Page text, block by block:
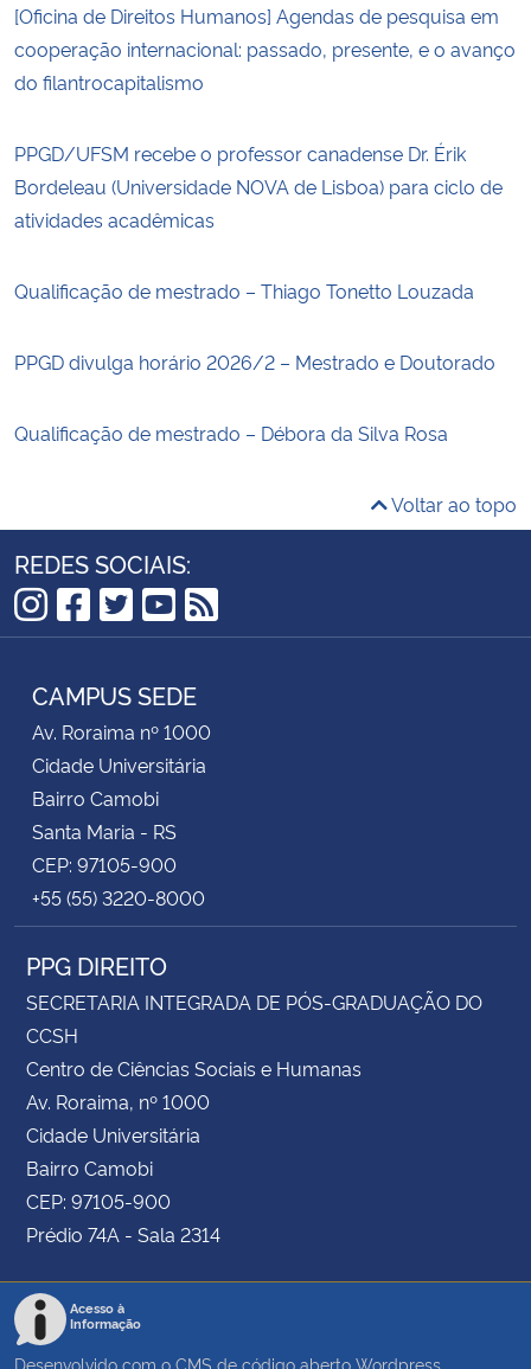
[Oficina de Direitos Humanos] Agendas de pesquisa em
cooperação internacional: passado, presente, e o avanço
do filantrocapitalismo
PPGD/UFSM recebe o professor canadense Dr. Érik
Bordeleau (Universidade NOVA de Lisboa) para ciclo de
atividades acadêmicas
Qualificação de mestrado – Thiago Tonetto Louzada
PPGD divulga horário 2026/2 – Mestrado e Doutorado
Qualificação de mestrado – Débora da Silva Rosa
Voltar ao topo
REDES SOCIAIS:
Instagram
Facebook
Twitter
YouTube
RSS
CAMPUS SEDE
Av. Roraima nº 1000
Cidade Universitária
Bairro Camobi
Santa Maria - RS
CEP: 97105-900
+55 (55) 3220-8000
PPG DIREITO
SECRETARIA INTEGRADA DE PÓS-GRADUAÇÃO DO
CCSH
Centro de Ciências Sociais e Humanas
Av. Roraima, nº 1000
Cidade Universitária
Bairro Camobi
CEP: 97105-900
Prédio 74A - Sala 2314
Acesso à
Informação
Desenvolvido com o CMS de código aberto Wordpress